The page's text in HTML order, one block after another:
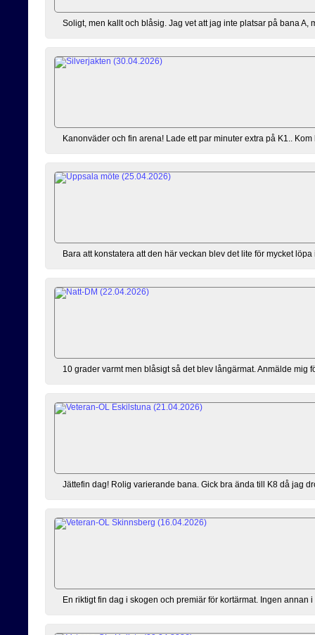
Soligt, men kallt och blåsig. Jag vet att jag inte platsar på bana
Kanonväder och fin arena! Lade ett par minuter extra på K1..
Bara att konstatera att den här veckan blev det lite för mycket
10 grader varmt men blåsigt så det blev långärmat. Anmälde mig
Jättefin dag! Rolig varierande bana. Gick bra ända till K8 då jag
En riktigt fin dag i skogen och premiär för kortärmat. Ingen